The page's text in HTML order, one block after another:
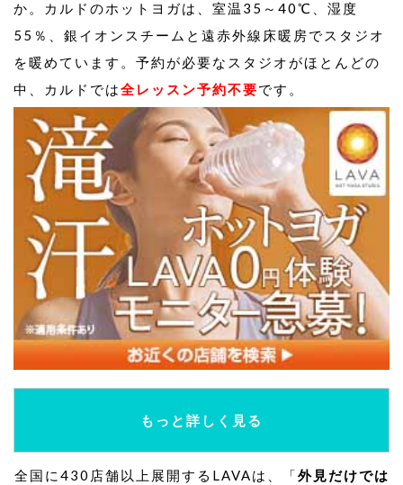
か。カルドのホットヨガは、室温35～40℃、湿度
55％、銀イオンスチームと遠赤外線床暖房でスタジオ
を暖めています。予約が必要なスタジオがほとんどの
中、カルドでは全レッスン予約不要です。
もっと詳しく見る
全国に430店舗以上展開するLAVAは、「外見だけでは